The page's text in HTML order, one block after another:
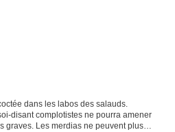
dans les labos des salauds.
disant complotistes ne pourra amener
graves. Les merdias ne peuvent plus